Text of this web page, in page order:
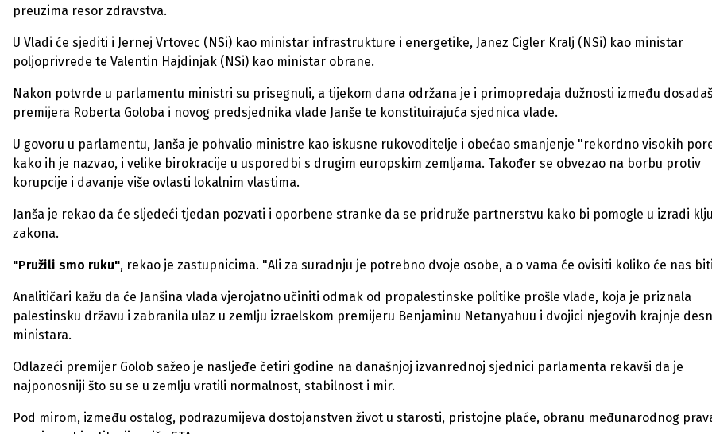
preuzima resor zdravstva.
U Vladi će sjediti i Jernej Vrtovec (NSi) kao ministar infrastrukture i energetike, Janez Cigler Kralj (NSi) kao ministar
poljoprivrede te Valentin Hajdinjak (NSi) kao ministar obrane.
Nakon potvrde u parlamentu ministri su prisegnuli, a tijekom dana održana je i primopredaja dužnosti između
premijera Roberta Goloba i novog predsjednika vlade Janše te konstituirajuća sjednica vlade.
U govoru u parlamentu, Janša je pohvalio ministre kao iskusne rukovoditelje i obećao smanjenje "rekordno visokih
kako ih je nazvao, i velike birokracije u usporedbi s drugim europskim zemljama. Također se obvezao na borbu protiv
korupcije i davanje više ovlasti lokalnim vlastima.
Janša je rekao da će sljedeći tjedan pozvati i oporbene stranke da se pridruže partnerstvu kako bi pomogle u izradi
zakona.
"Pružili smo ruku", rekao je zastupnicima. "Ali za suradnju je potrebno dvoje osobe, a o vama će ovisiti koliko će nas
Analitičari kažu da će Janšina vlada vjerojatno učiniti odmak od propalestinske politike prošle vlade, koja je priznala
palestinsku državu i zabranila ulaz u zemlju izraelskom premijeru Benjaminu Netanyahuu i dvojici njegovih krajnje
ministara.
Odlazeći premijer Golob sažeo je nasljeđe četiri godine na današnjoj izvanrednoj sjednici parlamenta rekavši da je
najponosniji što su se u zemlju vratili normalnost, stabilnost i mir.
Pod mirom, između ostalog, podrazumijeva dostojanstven život u starosti, pristojne plaće, obranu međunarodnog